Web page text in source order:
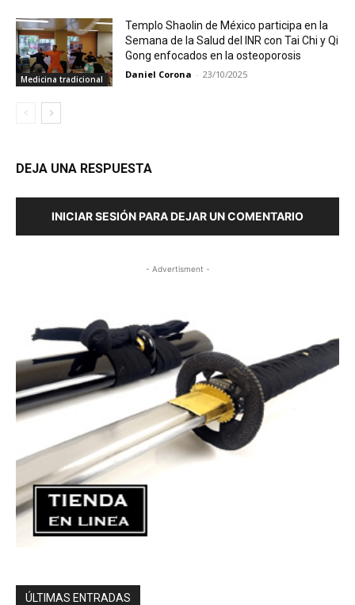
Medicina tradicional
Templo Shaolin de México participa en la
Semana de la Salud del INR con Tai Chi y Qi
Gong enfocados en la osteoporosis
Daniel Corona - 23/10/2025
DEJA UNA RESPUESTA
INICIAR SESIÓN PARA DEJAR UN COMENTARIO
- Advertisment -
ÚLTIMAS ENTRADAS